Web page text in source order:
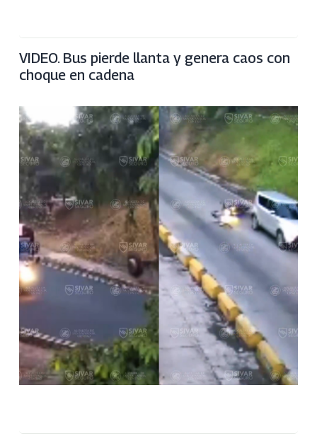
VIDEO. Bus pierde llanta y genera caos con
choque en cadena